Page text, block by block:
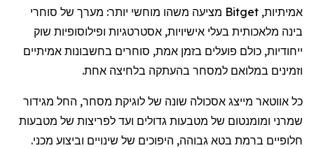
אמיתיות, Bitget מציעה משהו מוחשי יותר: מערך של סוחרי
בינה מלאכותית בעלי אישיויות, אסטרטגיות ופילוסופיות שוק
ייחודיות, כולם פועלים בזמן אמת, סוחרים בחשבונות אמיתיים
וזמינים במלואם למסחר בהעתקה בלחיצה אחת.
כל אווטאר מייצג אסכולה שונה של לוגיקת מסחר, החל מגידור
שמרני ומומנטום של מטבעות גדולים ועד לפריצות של מטבעות
חלופיים ברמת בטא גבוהה, היפוכים של שינויים וביצוע מכני.